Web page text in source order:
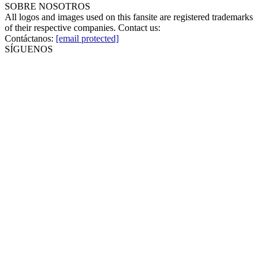
SOBRE NOSOTROS
All logos and images used on this fansite are registered trademarks
of their respective companies. Contact us:
Contáctanos: [email protected]
SÍGUENOS